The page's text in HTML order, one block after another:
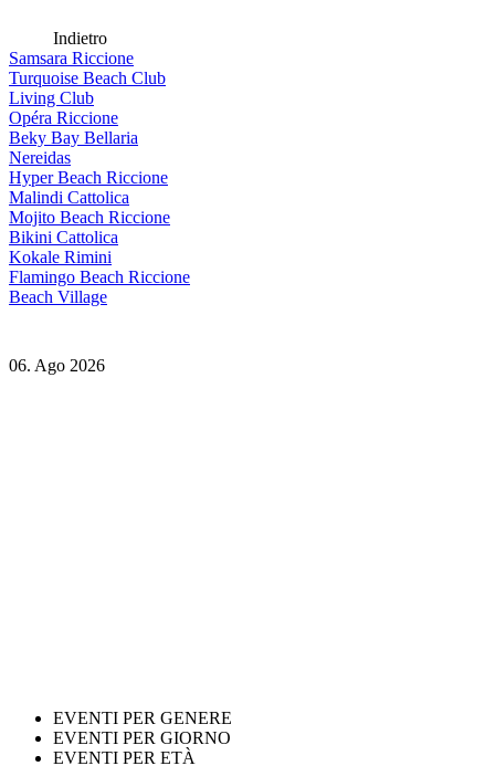
Indietro
Samsara Riccione
Turquoise Beach Club
Living Club
Opéra Riccione
Beky Bay Bellaria
Nereidas
Hyper Beach Riccione
Malindi Cattolica
Mojito Beach Riccione
Bikini Cattolica
Kokale Rimini
Flamingo Beach Riccione
Beach Village
06. Ago 2026
EVENTI PER GENERE
EVENTI PER GIORNO
EVENTI PER ETÀ